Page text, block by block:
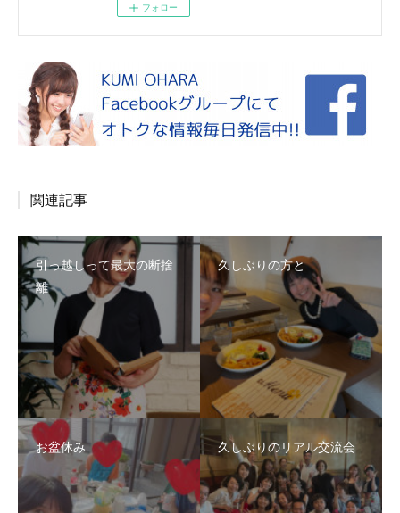
フォロー
関連記事
引っ越しって最大の断捨
離
久しぶりの方と
お盆休み 久しぶりのリアル交流会